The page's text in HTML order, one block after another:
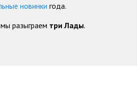
новинки года.
разыграем три Лады.